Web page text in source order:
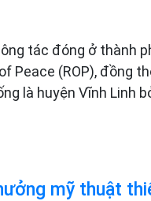
tác đóng ở thành
Peace (ROP), đồng
là huyện Vĩnh Linh
mỹ thuật